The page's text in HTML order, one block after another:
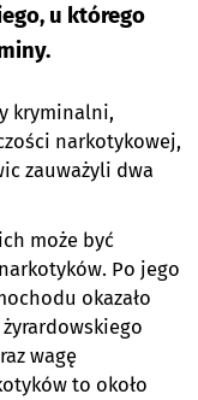
u którego
kryminalni,
narkotykowej,
zauważyli dwa
może być
Po jego
okazało
wagę
to około